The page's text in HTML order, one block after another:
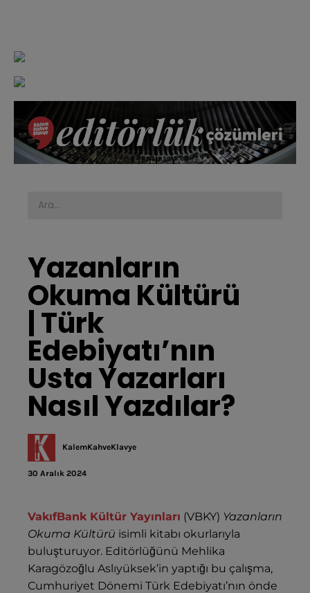
Yazanların
Okuma Kültürü
| Türk
Edebiyatı’nın
Usta Yazarları
Nasıl Yazdılar?
KalemKahveKlavye
30 Aralık 2024
VakıfBank Kültür Yayınları (VBKY) Yazanların
Okuma Kültürü isimli kitabı okurlarıyla
buluşturuyor. Editörlüğünü Mehlika
Karagözoğlu Aslıyüksek’in yaptığı bu çalışma,
Cumhuriyet Dönemi Türk Edebiyatı’nın önde